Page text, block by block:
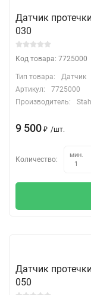
Датчик
030
Код товара: 7725000
Тип товара:
Датчик
Артикул:
7725000
Производитель:
9 500 ₽ /шт.
Количество:
мин.
1
Датчик
050